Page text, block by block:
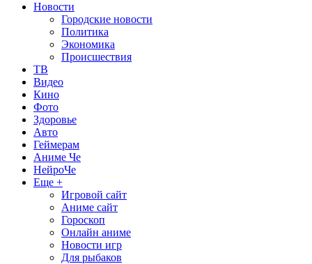
Новости
Городские новости
Политика
Экономика
Происшествия
ТВ
Видео
Кино
Фото
Здоровье
Авто
Геймерам
Аниме Че
НейроЧе
Еще +
Игровой сайт
Аниме сайт
Гороскоп
Онлайн аниме
Новости игр
Для рыбаков